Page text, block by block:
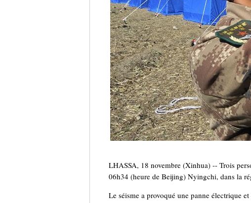
LHASSA, 18 novembre (Xinhua) -- Trois
06h34 (heure de Beijing) Nyingchi, dans la
Le séisme a provoqué une panne électrique